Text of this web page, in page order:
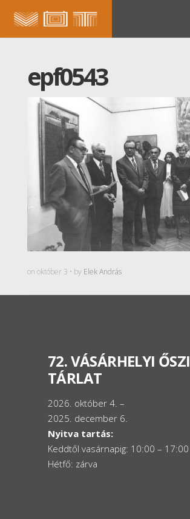
epf0543
on október 3 • by Elek András
72. VÁSÁRHELYI ŐSZI
TÁRLAT
2026. október 4. –
2025. december 6.
Nyitva tartás:
Keddtől vasárnapig: 10:00 – 17:00
Hétfő: zárva